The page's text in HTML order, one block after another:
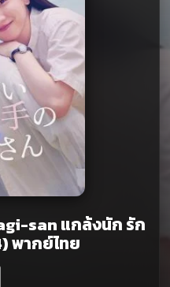
san แกล้งนัก รัก
พากย์ไทย